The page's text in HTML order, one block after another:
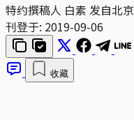
特约撰稿人 白素 发自北京
刊登于: 2019-09-06
收藏